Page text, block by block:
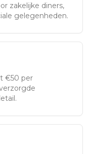
zakelijke diners,
gelegenheden.
€50 per